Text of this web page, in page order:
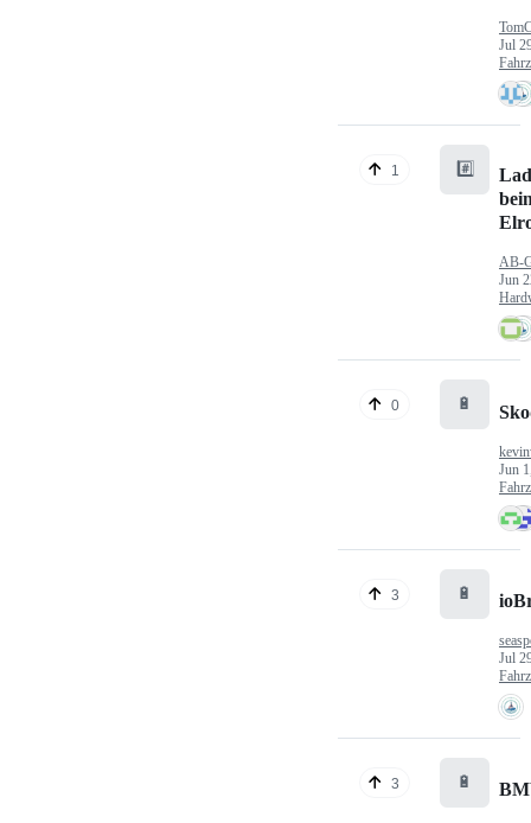
Jul
1 #️⃣
AB-
Jun
0 🔋
Jun
3 🔋
Jul
3 🔋